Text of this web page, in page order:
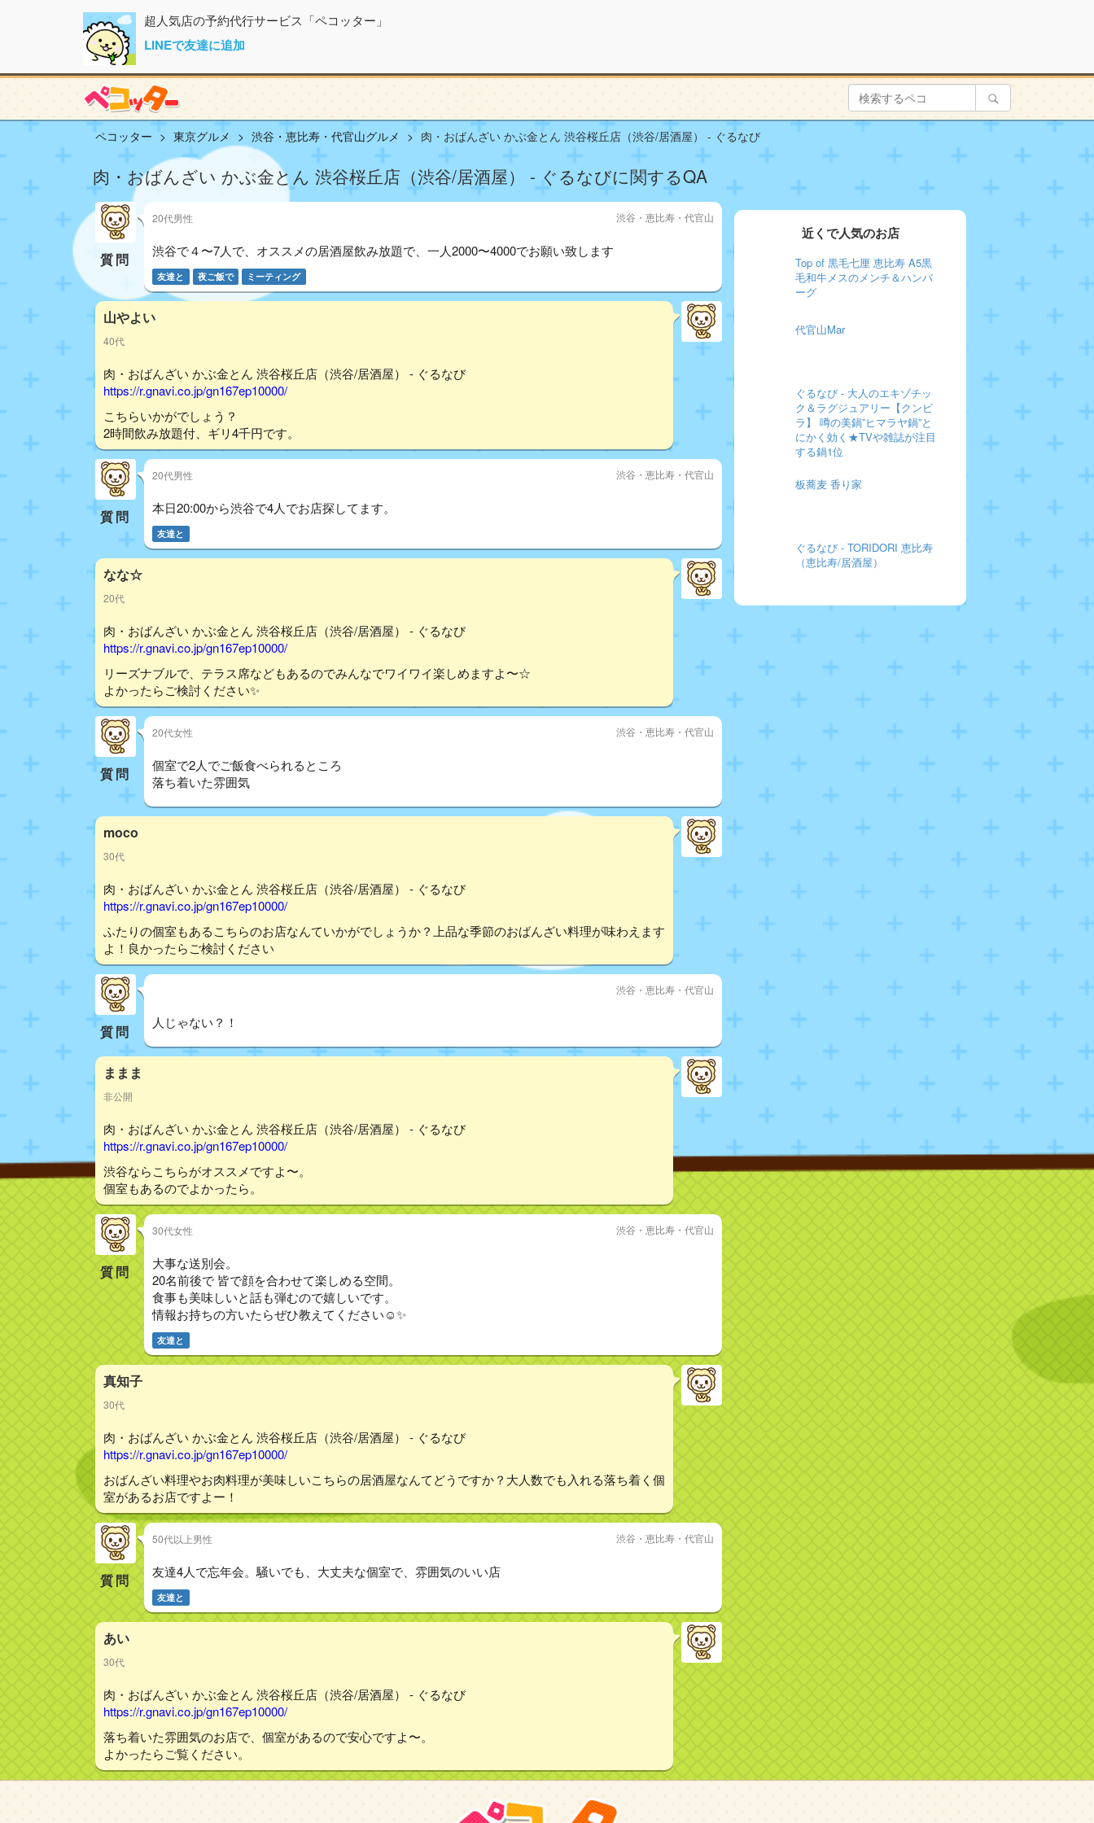
超人気店の予約代行サービス「ペコッター」
LINEで友達に追加
ペコッター 東京グルメ 渋谷・恵比寿・代官山グルメ 肉・おばんざい かぶ金とん 渋谷桜丘店（渋谷/居酒屋） - ぐるなび
肉・おばんざい かぶ金とん 渋谷桜丘店（渋谷/居酒屋） - ぐるなびに関するQA
質問
20代男性 渋谷・恵比寿・代官山
渋谷で４〜7人で、オススメの居酒屋飲み放題で、一人2000〜4000でお願い致します
友達と 夜ご飯で ミーティング
山やよい
40代
肉・おばんざい かぶ金とん 渋谷桜丘店（渋谷/居酒屋） - ぐるなび
https://r.gnavi.co.jp/gn167ep10000/
こちらいかがでしょう？
2時間飲み放題付、ギリ4千円です。
質問
20代男性 渋谷・恵比寿・代官山
本日20:00から渋谷で4人でお店探してます。
友達と
なな☆
20代
肉・おばんざい かぶ金とん 渋谷桜丘店（渋谷/居酒屋） - ぐるなび
https://r.gnavi.co.jp/gn167ep10000/
リーズナブルで、テラス席などもあるのでみんなでワイワイ楽しめますよ〜☆
よかったらご検討ください✨
質問
20代女性 渋谷・恵比寿・代官山
個室で2人でご飯食べられるところ
落ち着いた雰囲気
moco
30代
肉・おばんざい かぶ金とん 渋谷桜丘店（渋谷/居酒屋） - ぐるなび
https://r.gnavi.co.jp/gn167ep10000/
ふたりの個室もあるこちらのお店なんていかがでしょうか？上品な季節のおばんざい料理が味わえます
よ！良かったらご検討ください
質問
渋谷・恵比寿・代官山
人じゃない？！
ままま
非公開
肉・おばんざい かぶ金とん 渋谷桜丘店（渋谷/居酒屋） - ぐるなび
https://r.gnavi.co.jp/gn167ep10000/
渋谷ならこちらがオススメですよ〜。
個室もあるのでよかったら。
質問
30代女性 渋谷・恵比寿・代官山
大事な送別会。
20名前後で 皆で顔を合わせて楽しめる空間。
食事も美味しいと話も弾むので嬉しいです。
情報お持ちの方いたらぜひ教えてください☺️✨
友達と
真知子
30代
肉・おばんざい かぶ金とん 渋谷桜丘店（渋谷/居酒屋） - ぐるなび
https://r.gnavi.co.jp/gn167ep10000/
おばんざい料理やお肉料理が美味しいこちらの居酒屋なんてどうですか？大人数でも入れる落ち着く個
室があるお店ですよー！
質問
50代以上男性 渋谷・恵比寿・代官山
友達4人で忘年会。騒いでも、大丈夫な個室で、雰囲気のいい店
友達と
あい
30代
肉・おばんざい かぶ金とん 渋谷桜丘店（渋谷/居酒屋） - ぐるなび
https://r.gnavi.co.jp/gn167ep10000/
落ち着いた雰囲気のお店で、個室があるので安心ですよ〜。
よかったらご覧ください。
近くで人気のお店
Top of 黒毛七厘 恵比寿 A5黒
毛和牛メスのメンチ＆ハンバ
ーグ
代官山Mar
ぐるなび - 大人のエキゾチッ
ク＆ラグジュアリー【クンビ
ラ】 噂の美鍋”ヒマラヤ鍋”と
にかく効く★TVや雑誌が注目
する鍋1位
板蕎麦 香り家
ぐるなび - TORIDORI 恵比寿
（恵比寿/居酒屋）